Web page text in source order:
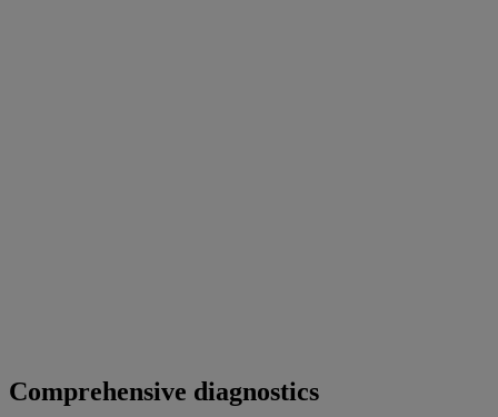
Comprehensive diagnostics